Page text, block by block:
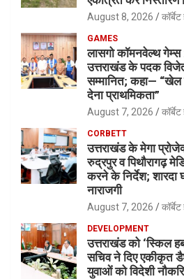
August 8, 2026
GAMES
लासगो कॉमनवेल्थ
उत्तराखंड के पदक
सम्मानित; कहा— “खेल
देना प्राथमिकता”
August 7, 2026
CORBETT
उत्तराखंड के मेगा
रुद्रपुर व पिथौरागढ़
करने के निर्देश; शारदा
नाराजगी
August 7, 2026
DEVELOPMENT
उत्तराखंड को ‘स्किल
सचिव ने दिए एकीकृत
युवाओं को विदेशी